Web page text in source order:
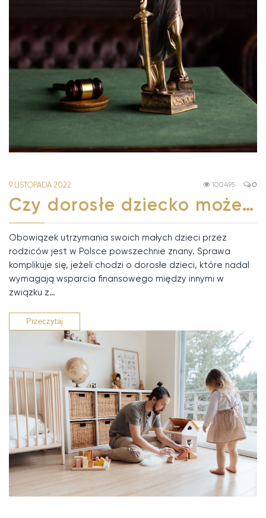
9 LISTOPADA 2022 0
100495
Czy dorosłe dziecko może…
Obowiązek utrzymania swoich małych dzieci przez
rodziców jest w Polsce powszechnie znany. Sprawa
komplikuje się, jeżeli chodzi o dorosłe dzieci, które nadal
wymagają wsparcia finansowego między innymi w
związku z…
Przeczytaj